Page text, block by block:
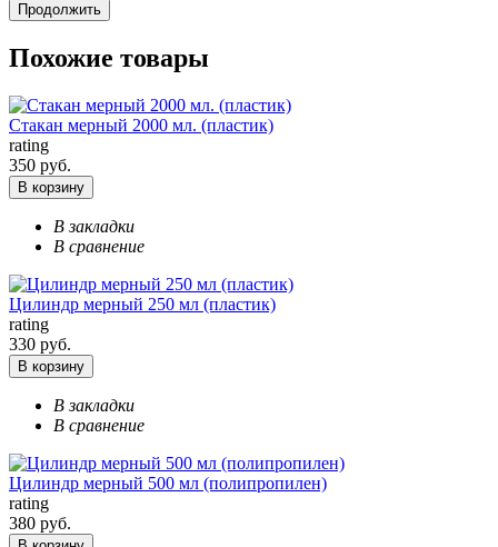
Продолжить
Похожие товары
Стакан мерный 2000 мл. (пластик)
rating
350 руб.
В корзину
В закладки
В сравнение
Цилиндр мерный 250 мл (пластик)
rating
330 руб.
В корзину
В закладки
В сравнение
Цилиндр мерный 500 мл (полипропилен)
rating
380 руб.